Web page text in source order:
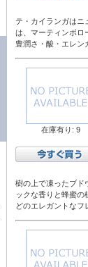
テ・カイランガはニ
は、マーティンボロ
豊潤さ・酸・エレン
在庫有り: 9
樹の上で凍ったブド
ックな香りと蜂蜜
どのエレガントな